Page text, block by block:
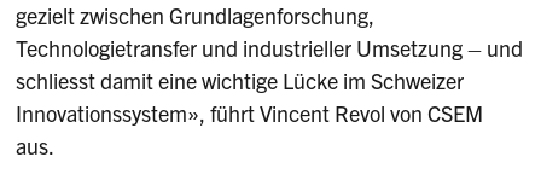
gezielt zwischen Grundlagenforschung,
Technologietransfer und industrieller Umsetzung – und
schliesst damit eine wichtige Lücke im Schweizer
Innovationssystem», führt Vincent Revol von CSEM
aus.